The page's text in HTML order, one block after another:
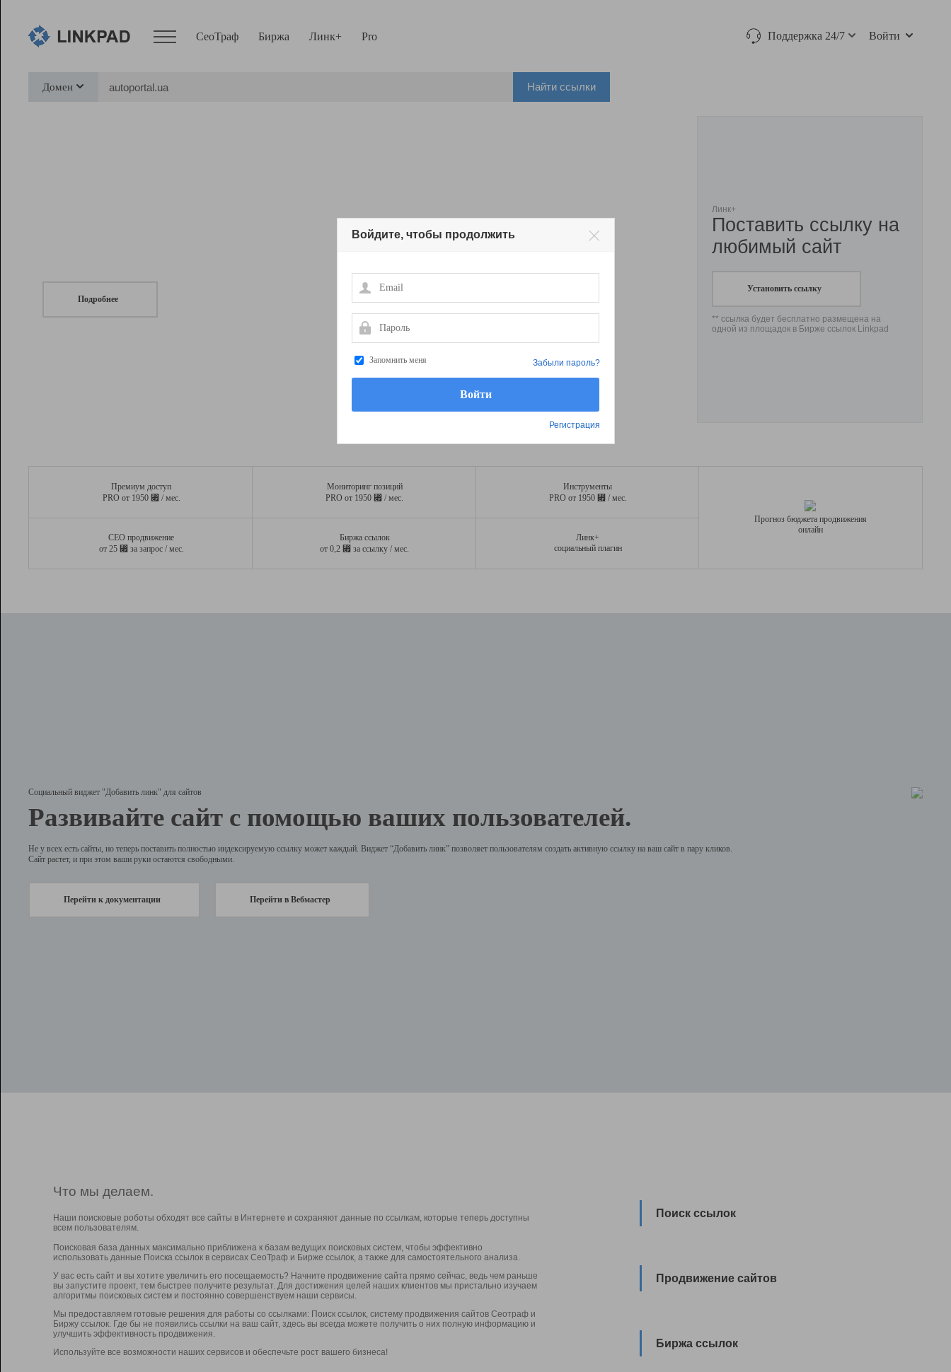
СеоТраф Биржа Линк+ Pro Поддержка 24/7 Войти
Домен Найти ссылки
Подробнее
Линк+
Поставить ссылку на
любимый сайт
Установить ссылку
** ссылка будет бесплатно размещена на
одной из площадок в Бирже ссылок Linkpad
Премиум доступ
PRO от 1950 ⃏ / мес.
Мониторинг позиций
PRO от 1950 ⃏ / мес.
Инструменты
PRO от 1950 ⃏ / мес.
СЕО продвижение
от 25 ⃏ за запрос / мес.
Биржа ссылок
от 0,2 ⃏ за ссылку / мес.
Линк+
социальный плагин
Прогноз бюджета продвижения
онлайн
Социальный виджет "Добавить линк" для сайтов
Развивайте сайт с помощью ваших пользователей.
Не у всех есть сайты, но теперь поставить полностью индексируемую ссылку может каждый. Виджет “Добавить линк” позволяет пользователям создать активную ссылку на ваш сайт в пару кликов.
Сайт растет, и при этом ваши руки остаются свободными.
Перейти к документации Перейти в Вебмастер
Что мы делаем.
Наши поисковые роботы обходят все сайты в Интернете и сохраняют данные по ссылкам, которые теперь доступны
всем пользователям.
Поисковая база данных максимально приближена к базам ведущих поисковых систем, чтобы эффективно
использовать данные Поиска ссылок в сервисах СеоТраф и Бирже ссылок, а также для самостоятельного анализа.
У вас есть сайт и вы хотите увеличить его посещаемость? Начните продвижение сайта прямо сейчас, ведь чем раньше
вы запустите проект, тем быстрее получите результат. Для достижения целей наших клиентов мы пристально изучаем
алгоритмы поисковых систем и постоянно совершенствуем наши сервисы.
Мы предоставляем готовые решения для работы со ссылками: Поиск ссылок, систему продвижения сайтов Сеотраф и
Биржу ссылок. Где бы не появились ссылки на ваш сайт, здесь вы всегда можете получить о них полную информацию и
улучшить эффективность продвижения.
Используйте все возможности наших сервисов и обеспечьте рост вашего бизнеса!
Поиск ссылок
Продвижение сайтов
Биржа ссылок
Войдите, чтобы продолжить
Email
Пароль
Запомнить меня
Регистрация
Забыли пароль?